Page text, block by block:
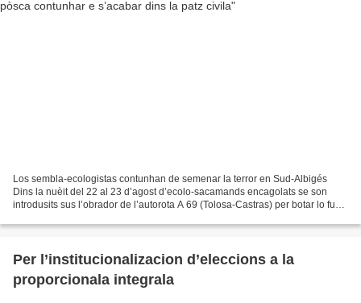
Los sembla-ecologistas contunhan de semenar la terror en Sud-Albigés
Dins la nuèit del 22 al 23 d’agost d’ecolo-sacamands encagolats se son
introdusits sus l’obrador de l’autorota A 69 (Tolosa-Castras) per botar lo fuòc
Per l’institucionalizacion d’eleccions a la
proporcionala integrala